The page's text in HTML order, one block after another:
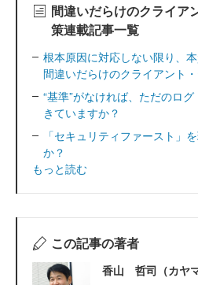
間違いだらけのクライア
策連載記事一覧
根本原因に対応しない限り、
間違いだらけのクライアント
“基準”がなければ、ただのロ
きていますか？
「セキュリティファースト」
か？
もっと読む
この記事の著者
香山 哲司（カヤ